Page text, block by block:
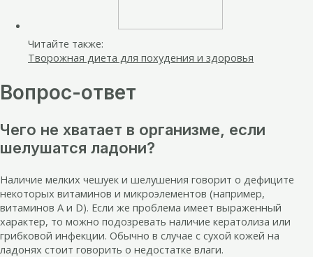
Читайте также:
Творожная диета для похудения и здоровья
Вопрос-ответ
Чего не хватает в организме, если
шелушатся ладони?
Наличие мелких чешуек и шелушения говорит о дефиците
некоторых витаминов и микроэлементов (например,
витаминов A и D). Если же проблема имеет выраженный
характер, то можно подозревать наличие кератолиза или
грибковой инфекции. Обычно в случае с сухой кожей на
ладонях стоит говорить о недостатке влаги.